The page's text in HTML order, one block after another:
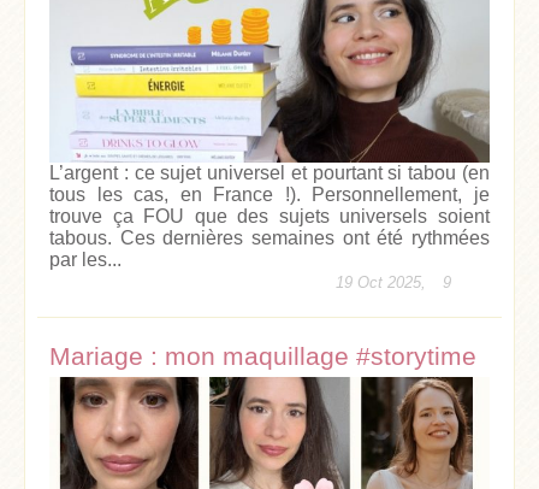
L’argent : ce sujet universel et pourtant si tabou (en
tous les cas, en France !). Personnellement, je
trouve ça FOU que des sujets universels soient
tabous. Ces dernières semaines ont été rythmées
par les...
19 Oct 2025, 9
Mariage : mon maquillage #storytime